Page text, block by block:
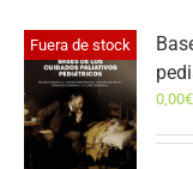
Fuera de stock
0,00€